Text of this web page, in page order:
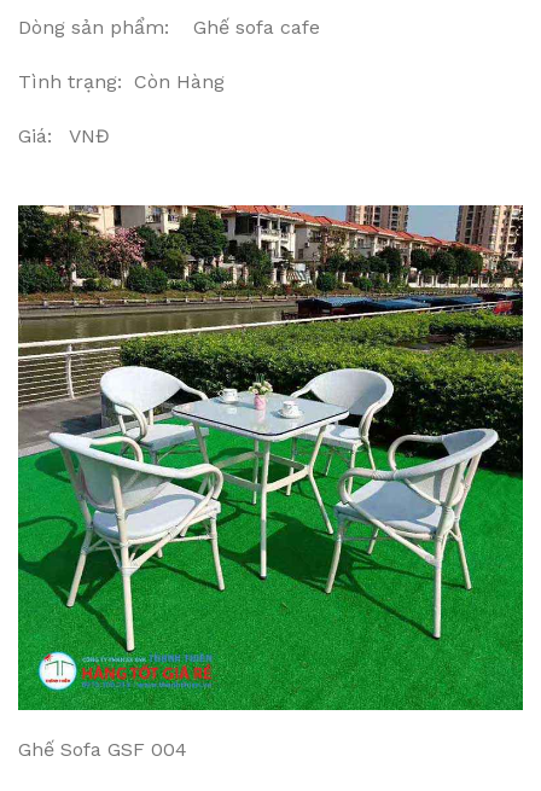
Dòng sản phẩm: Ghế sofa cafe
Tình trạng: Còn Hàng
Giá: VNĐ
Ghế Sofa GSF 004